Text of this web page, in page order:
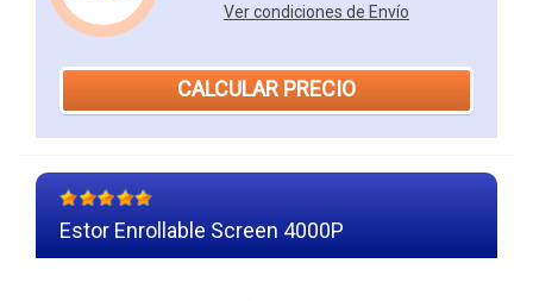
Ver condiciones de Envío
CALCULAR PRECIO
Estor Enrollable Screen 4000P